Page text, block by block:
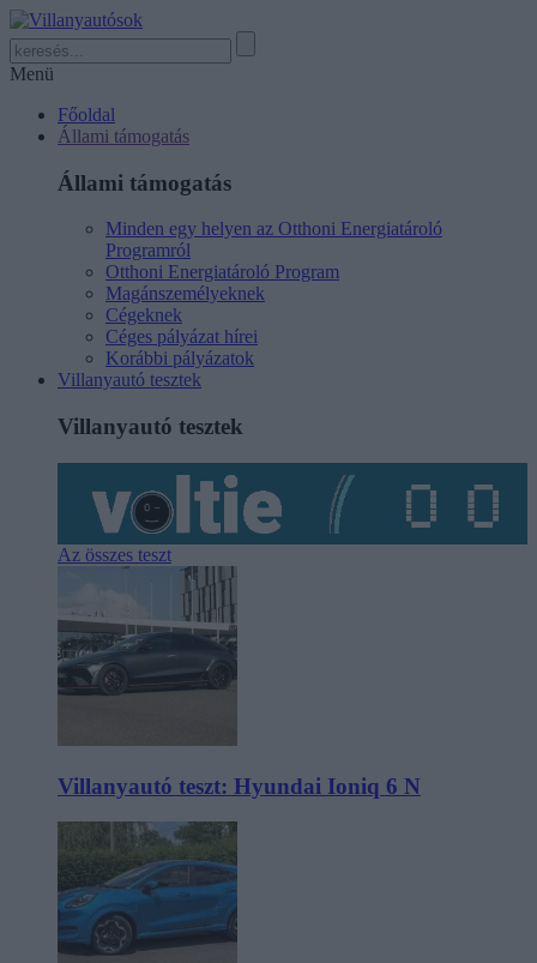
Menü
Főoldal
Állami támogatás
Állami támogatás
Minden egy helyen az Otthoni Energiatároló
Programról
Otthoni Energiatároló Program
Magánszemélyeknek
Cégeknek
Céges pályázat hírei
Korábbi pályázatok
Villanyautó tesztek
Villanyautó tesztek
Az összes teszt
Villanyautó teszt: Hyundai Ioniq 6 N